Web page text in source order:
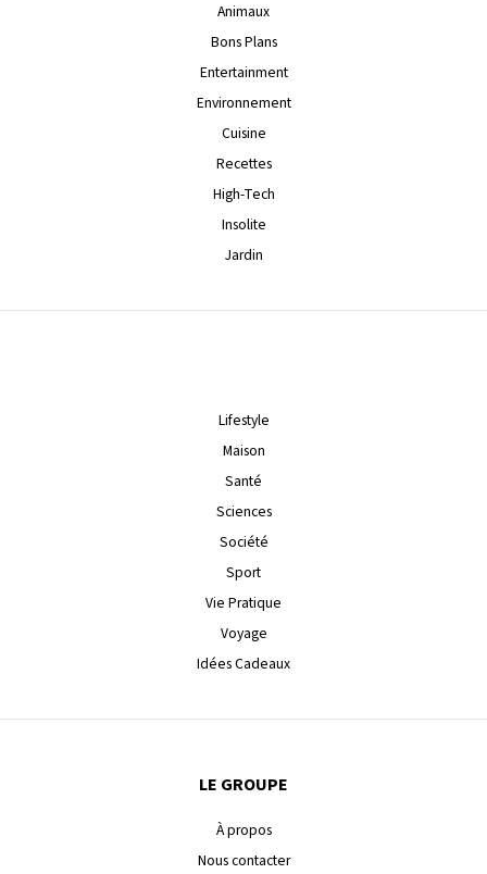
Animaux
Bons Plans
Entertainment
Environnement
Cuisine
Recettes
High-Tech
Insolite
Jardin
Lifestyle
Maison
Santé
Sciences
Société
Sport
Vie Pratique
Voyage
Idées Cadeaux
LE GROUPE
À propos
Nous contacter